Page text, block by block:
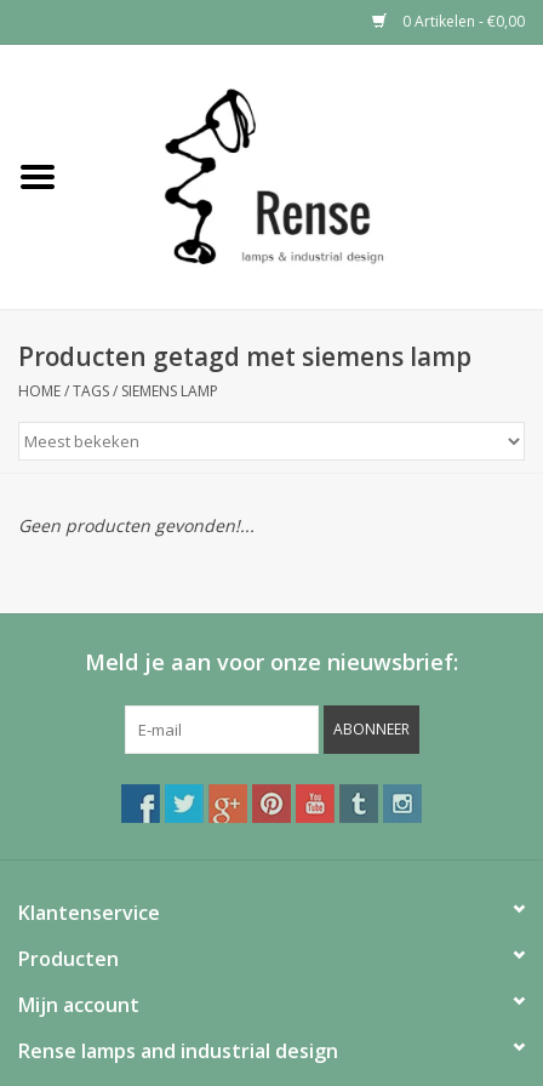
0 Artikelen - €0,00
Industrial lamps
Producten getagd met siemens lamp
HOME/TAGS/ SIEMENS LAMP
Geen producten gevonden!...
Meld je aan voor onze nieuwsbrief:
ABONNEER
Klantenservice
Producten
Mijn account
Rense lamps and industrial design